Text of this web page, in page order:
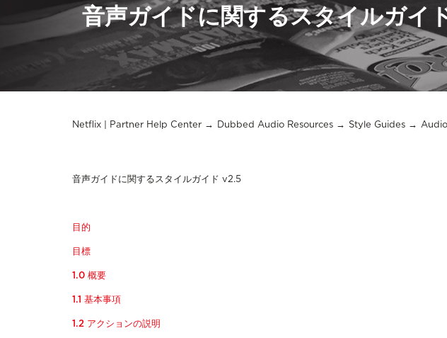
音声ガイドに関するスタイルガイ
Netflix | Partner Help Center Dubbed Audio Resources Style Guides
音声ガイドに関するスタイルガイド v2.5
目的
目標
1.0 概要
1.1 基本事項
1.2 アクションの説明